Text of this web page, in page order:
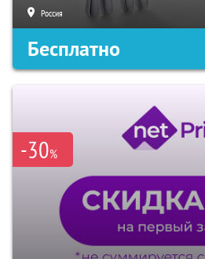
Россия
Бесплатно
-30%